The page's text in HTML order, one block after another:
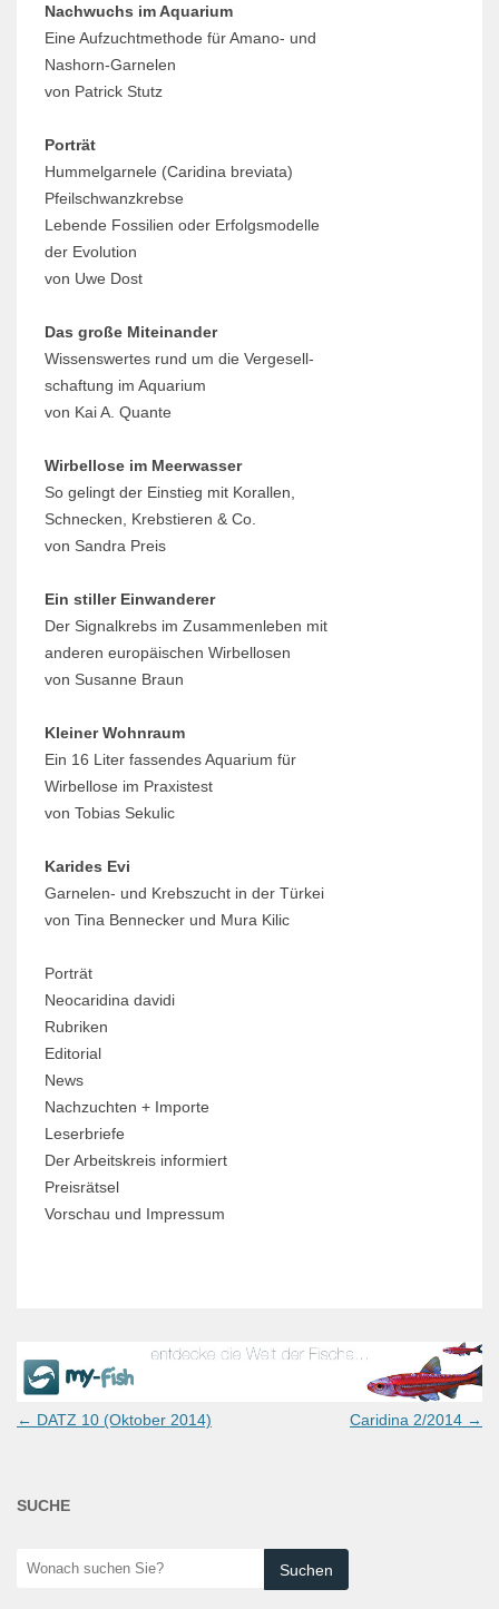
Nachwuchs im Aquarium
Eine Aufzuchtmethode für Amano- und
Nashorn-Garnelen
von Patrick Stutz
Porträt
Hummelgarnele (Caridina breviata)
Pfeilschwanzkrebse
Lebende Fossilien oder Erfolgsmodelle
der Evolution
von Uwe Dost
Das große Miteinander
Wissenswertes rund um die Vergesell-
schaftung im Aquarium
von Kai A. Quante
Wirbellose im Meerwasser
So gelingt der Einstieg mit Korallen,
Schnecken, Krebstieren & Co.
von Sandra Preis
Ein stiller Einwanderer
Der Signalkrebs im Zusammenleben mit
anderen europäischen Wirbellosen
von Susanne Braun
Kleiner Wohnraum
Ein 16 Liter fassendes Aquarium für
Wirbellose im Praxistest
von Tobias Sekulic
Karides Evi
Garnelen- und Krebszucht in der Türkei
von Tina Bennecker und Mura Kilic
Porträt
Neocaridina davidi
Rubriken
Editorial
News
Nachzuchten + Importe
Leserbriefe
Der Arbeitskreis informiert
Preisrätsel
Vorschau und Impressum
Post
← DATZ 10 (Oktober 2014) Caridina 2/2014 →
SUCHE
Wonach